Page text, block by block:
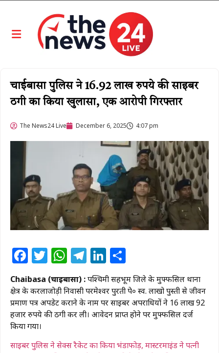
चाईबासा पुलिस ने 16.92 लाख रुपये की साइबर
ठगी का किया खुलासा, एक आरोपी गिरफ्तार
The News24 Live December 6, 2025 4:07 pm
Facebook
Twitter
WhatsApp
Telegram
LinkedIn
Chaibasa (चाईबासा) :पश्चिमी सिंहभूम जिले के मुफ्फसिल थाना
क्षेत्र के करलाजोड़ी निवासी परमेश्वर पुरती पे० स्व. लाखो पुस्ती से जीवन
प्रमाण पत्र अपडेट कराने के नाम पर साइबर अपराधियों ने 16 लाख 92
हजार रुपये की ठगी कर ली। आवेदन प्राप्त होने पर मुफ्फसिल दर्ज
किया गया।
साइबर पुलिस ने सेक्स रैकेट का किया भंडाफोड़, मास्टरमाइंड ने पत्नी